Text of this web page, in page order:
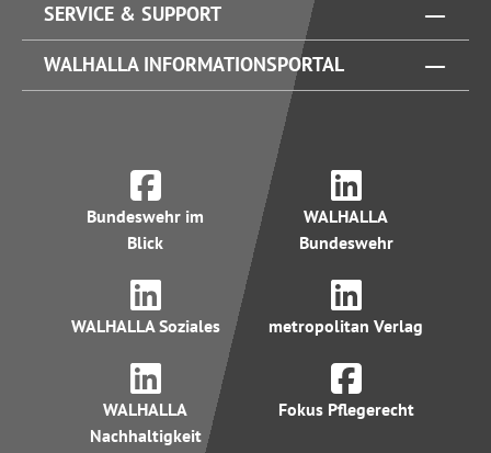
SERVICE & SUPPORT
WALHALLA INFORMATIONSPORTAL
Bundeswehr im
Blick
WALHALLA
Bundeswehr
WALHALLA Soziales metropolitan Verlag
WALHALLA
Nachhaltigkeit
Fokus Pflegerecht